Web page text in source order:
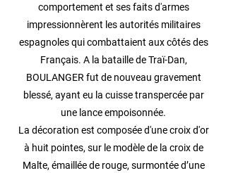
comportement et ses faits d'armes
impressionnèrent les autorités militaires
espagnoles qui combattaient aux côtés des
Français. A la bataille de Traï-Dan,
BOULANGER fut de nouveau gravement
blessé, ayant eu la cuisse transpercée par
une lance empoisonnée.
La décoration est composée d'une croix d'or
à huit pointes, sur le modèle de la croix de
Malte, émaillée de rouge, surmontée d’une